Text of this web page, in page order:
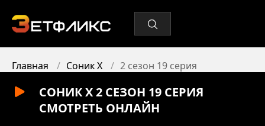
Главная Соник X 2 сезон 19 серия
СОНИК X 2 СЕЗОН 19 СЕРИЯ
СМОТРЕТЬ ОНЛАЙН